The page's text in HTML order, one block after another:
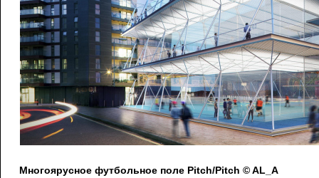
Многоярусное футбольное поле Pitch/Pitch © AL_A